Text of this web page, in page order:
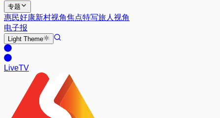
专题
惠民好康新村视角焦点特写旅人视角
电子报
Light Theme
LiveTV